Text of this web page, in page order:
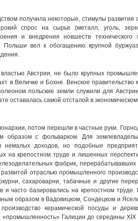
получила некоторые, стимулы развития
спрос на сырье (металл, уголь,
и внедрения новшеств технического
Польши вел к обогащению крупной
Австрии, не было крупных
в Величке и Бохне. Венское правительство
польские земли служили для
оставалась самой отсталой в
потом перешли в частные руки.
образом с фольварком. Для
немалых доходов, но подобные
на крепостном труде и лишенных
фабрик, перерабатывавших
отраслью промышленного
сахароварни, табачные и другие
и часто базировались на крепостном
образом в Вадовицком, Сондецком и
керамической посуды и
«промышленность» Галиции до середины XIX